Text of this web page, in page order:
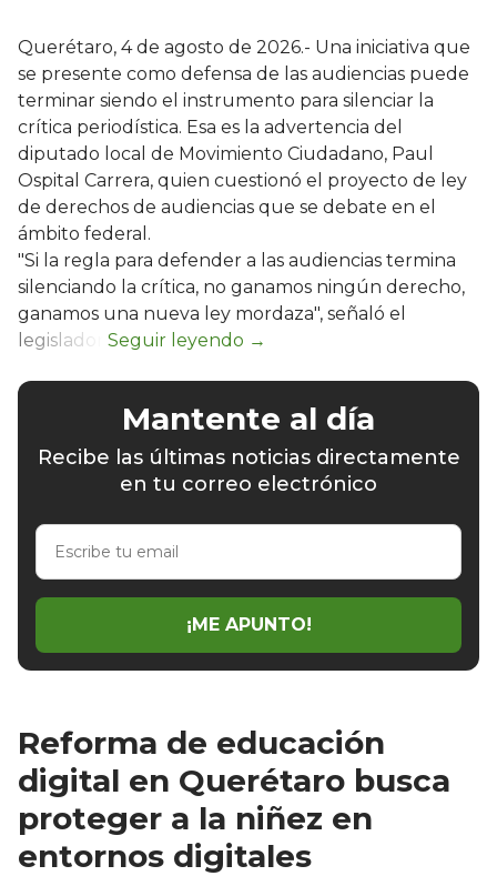
Querétaro, 4 de agosto de 2026.- Una iniciativa que
se presente como defensa de las audiencias puede
terminar siendo el instrumento para silenciar la
crítica periodística. Esa es la advertencia del
diputado local de Movimiento Ciudadano, Paul
Ospital Carrera, quien cuestionó el proyecto de ley
de derechos de audiencias que se debate en el
ámbito federal.
"Si la regla para defender a las audiencias termina
silenciando la crítica, no ganamos ningún derecho,
ganamos una nueva ley mordaza", señaló el
legislador.
Mantente al día
Recibe las últimas noticias directamente
en tu correo electrónico
Escribe
email
¡ME APUNTO!
Reforma de educación
digital en Querétaro busca
proteger a la niñez en
entornos digitales